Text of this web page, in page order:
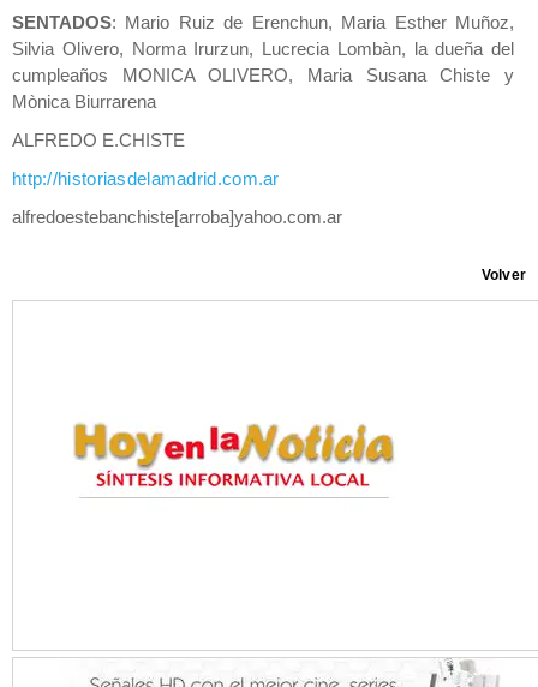
SENTADOS: Mario Ruiz de Erenchun, Maria Esther Muñoz,
Silvia Olivero, Norma Irurzun, Lucrecia Lombàn, la dueña del
cumpleaños MONICA OLIVERO, Maria Susana Chiste y
Mònica Biurrarena
ALFREDO E.CHISTE
http://historiasdelamadrid.com.ar
alfredoestebanchiste[arroba]yahoo.com.ar
Volver